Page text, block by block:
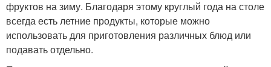
фруктов на зиму. Благодаря этому круглый года на столе
всегда есть летние продукты, которые можно
использовать для приготовления различных блюд или
подавать отдельно.